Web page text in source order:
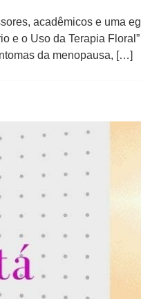
acadêmicos e uma
e o Uso da Terapia
da menopausa, […]